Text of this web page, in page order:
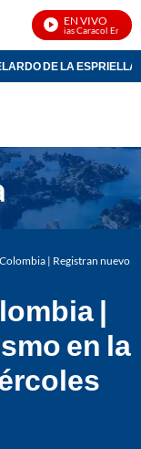
EN VIVO
Noticias Caracol En Vivo
DE LA ESPRIELLA
| Registran nuevo
|
en la